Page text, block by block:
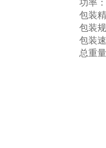
功率
包装
包装
包装
总重